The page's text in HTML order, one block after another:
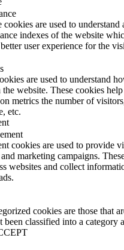
cookies are used to understand
indexes of the website
user experience for the
are used to understand
website. These cookies
metrics the number of
etc.
cookies are used to provide
marketing campaigns.
websites and collect
cookies are those that
been classified into a category